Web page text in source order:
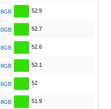
52.9
52.7
52.6
52.1
52
51.9